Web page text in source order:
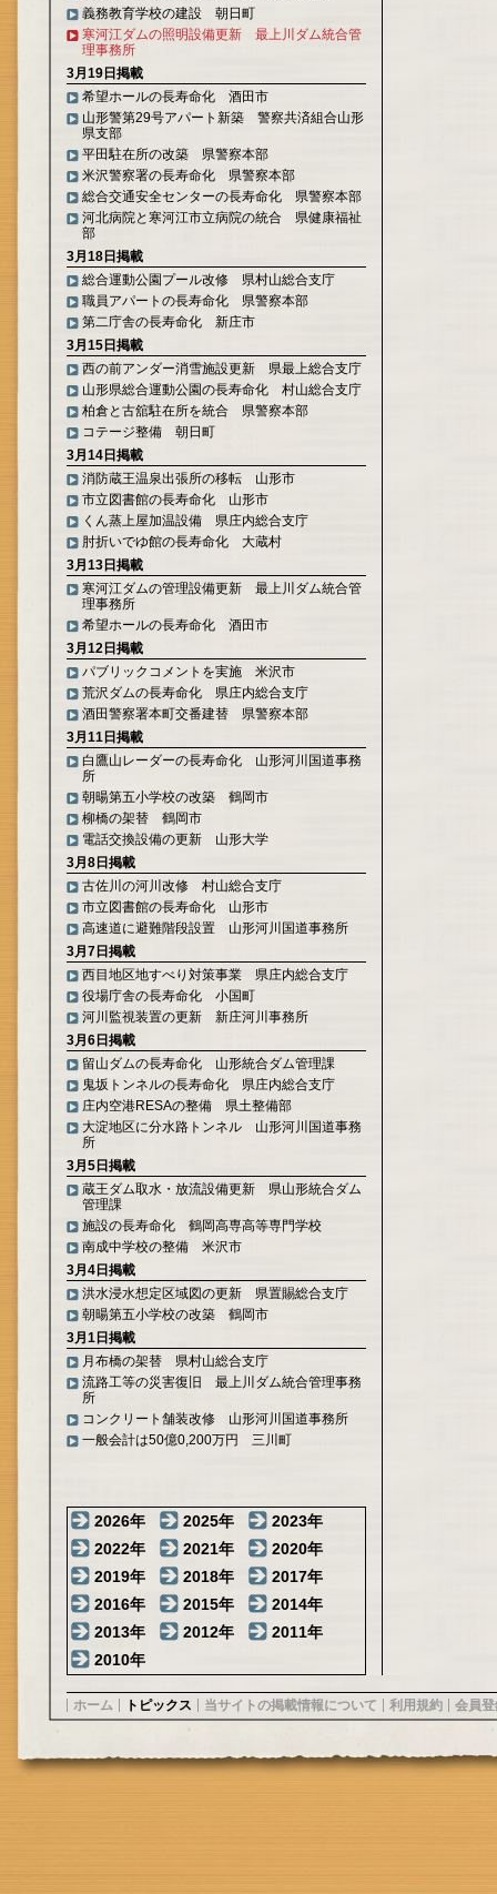
義務教育学校の建設 朝日町
寒河江ダムの照明設備更新 最上川ダム統合管
理事務所
3月19日掲載
希望ホールの長寿命化 酒田市
山形警第29号アパート新築 警察共済組合山形
県支部
平田駐在所の改築 県警察本部
米沢警察署の長寿命化 県警察本部
総合交通安全センターの長寿命化 県警察本部
河北病院と寒河江市立病院の統合 県健康福祉
部
3月18日掲載
総合運動公園プール改修 県村山総合支庁
職員アパートの長寿命化 県警察本部
第二庁舎の長寿命化 新庄市
3月15日掲載
西の前アンダー消雪施設更新 県最上総合支庁
山形県総合運動公園の長寿命化 村山総合支庁
柏倉と古舘駐在所を統合 県警察本部
コテージ整備 朝日町
3月14日掲載
消防蔵王温泉出張所の移転 山形市
市立図書館の長寿命化 山形市
くん蒸上屋加温設備 県庄内総合支庁
肘折いでゆ館の長寿命化 大蔵村
3月13日掲載
寒河江ダムの管理設備更新 最上川ダム統合管
理事務所
希望ホールの長寿命化 酒田市
3月12日掲載
パブリックコメントを実施 米沢市
荒沢ダムの長寿命化 県庄内総合支庁
酒田警察署本町交番建替 県警察本部
3月11日掲載
白鷹山レーダーの長寿命化 山形河川国道事務
所
朝暘第五小学校の改築 鶴岡市
柳橋の架替 鶴岡市
電話交換設備の更新 山形大学
3月8日掲載
古佐川の河川改修 村山総合支庁
市立図書館の長寿命化 山形市
高速道に避難階段設置 山形河川国道事務所
3月7日掲載
西目地区地すべり対策事業 県庄内総合支庁
役場庁舎の長寿命化 小国町
河川監視装置の更新 新庄河川事務所
3月6日掲載
留山ダムの長寿命化 山形統合ダム管理課
鬼坂トンネルの長寿命化 県庄内総合支庁
庄内空港RESAの整備 県土整備部
大淀地区に分水路トンネル 山形河川国道事務
所
3月5日掲載
蔵王ダム取水・放流設備更新 県山形統合ダム
管理課
施設の長寿命化 鶴岡高専高等専門学校
南成中学校の整備 米沢市
3月4日掲載
洪水浸水想定区域図の更新 県置賜総合支庁
朝暘第五小学校の改築 鶴岡市
3月1日掲載
月布橋の架替 県村山総合支庁
流路工等の災害復旧 最上川ダム統合管理事務
所
コンクリート舗装改修 山形河川国道事務所
一般会計は50億0,200万円 三川町
2026年 2025年
2023年
2022年
2021年
2020年
2019年
2018年
2017年
2016年
2015年
2014年
2013年
2012年
2011年
2010年
ホーム トピックス 当サイトの掲載情報について 利用規約 会員